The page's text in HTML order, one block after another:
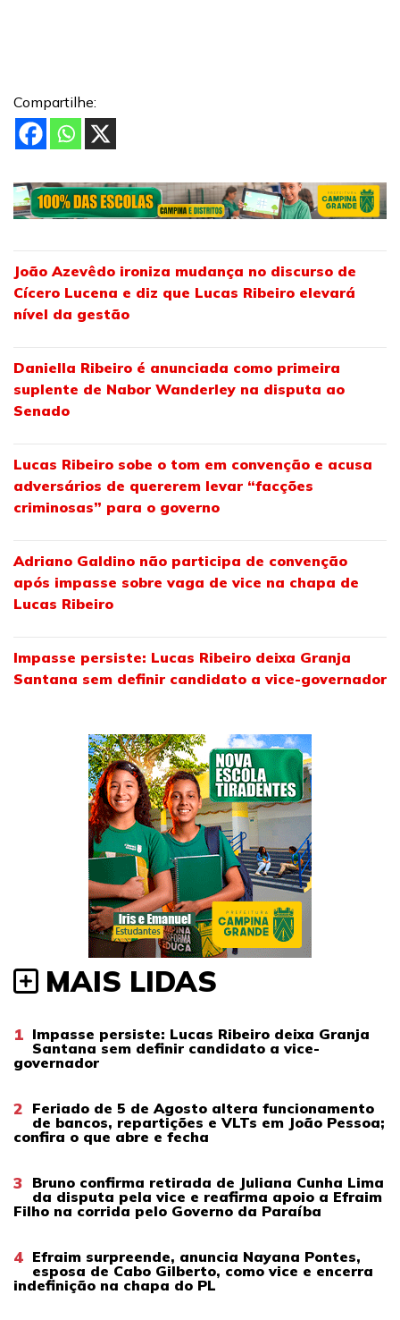
Compartilhe:
João Azevêdo ironiza mudança no discurso de
Cícero Lucena e diz que Lucas Ribeiro elevará
nível da gestão
Daniella Ribeiro é anunciada como primeira
suplente de Nabor Wanderley na disputa ao
Senado
Lucas Ribeiro sobe o tom em convenção e acusa
adversários de quererem levar “facções
criminosas” para o governo
Adriano Galdino não participa de convenção
após impasse sobre vaga de vice na chapa de
Lucas Ribeiro
Impasse persiste: Lucas Ribeiro deixa Granja
Santana sem definir candidato a vice-governador
MAIS LIDAS
1 Impasse persiste: Lucas Ribeiro deixa Granja
Santana sem definir candidato a vice-
governador
2 Feriado de 5 de Agosto altera funcionamento
de bancos, repartições e VLTs em João Pessoa;
confira o que abre e fecha
3 Bruno confirma retirada de Juliana Cunha Lima
da disputa pela vice e reafirma apoio a Efraim
Filho na corrida pelo Governo da Paraíba
4 Efraim surpreende, anuncia Nayana Pontes,
esposa de Cabo Gilberto, como vice e encerra
indefinição na chapa do PL